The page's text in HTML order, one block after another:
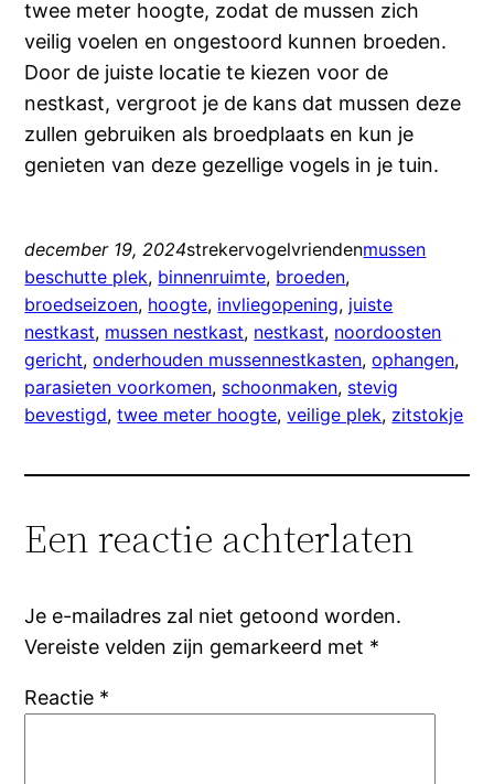
twee meter hoogte, zodat de mussen zich
veilig voelen en ongestoord kunnen broeden.
Door de juiste locatie te kiezen voor de
nestkast, vergroot je de kans dat mussen deze
zullen gebruiken als broedplaats en kun je
genieten van deze gezellige vogels in je tuin.
december 19, 2024strekervogelvriendenmussen
beschutte plek, binnenruimte, broeden
broedseizoen, hoogte, invliegopening, juiste
nestkast, mussen nestkast, nestkast, noordoosten
gericht, onderhouden mussennestkasten, ophangen
parasieten voorkomen, schoonmaken, stevig
bevestigd, twee meter hoogte, veilige plek, zitstokje
Een reactie achterlaten
Je e-mailadres zal niet getoond worden.
Vereiste velden zijn gemarkeerd met *
Reactie *